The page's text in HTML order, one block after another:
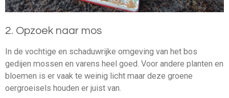
2. Opzoek naar mos
In de vochtige en schaduwrijke omgeving van het bos
gedijen mossen en varens heel goed. Voor andere planten en
bloemen is er vaak te weinig licht maar deze groene
oergroeisels houden er juist van.